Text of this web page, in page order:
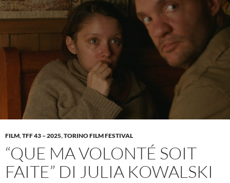
FILM,TFF 43 – 2025,TORINO FILM FESTIVAL
“QUE MA VOLONTÉ SOIT
FAITE” DI JULIA KOWALSKI